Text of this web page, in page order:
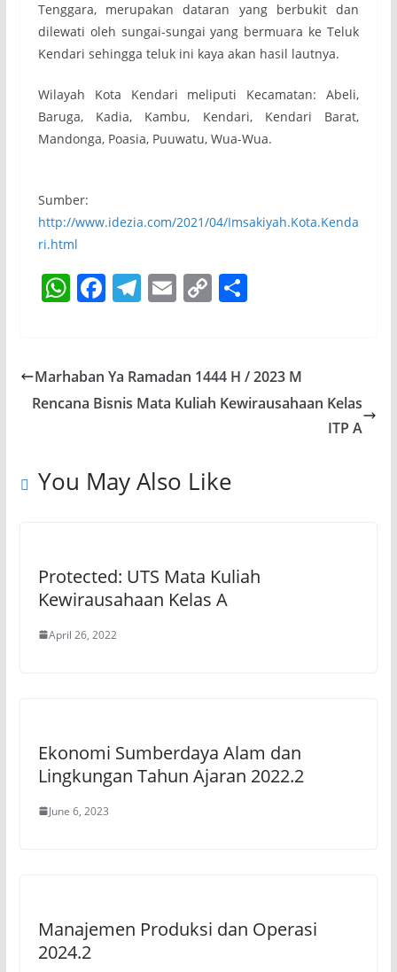
Tenggara, merupakan dataran yang berbukit dan
dilewati oleh sungai-sungai yang bermuara ke Teluk
Kendari sehingga teluk ini kaya akan hasil lautnya.
Wilayah Kota Kendari meliputi Kecamatan: Abeli,
Baruga, Kadia, Kambu, Kendari, Kendari Barat,
Mandonga, Poasia, Puuwatu, Wua-Wua.
Sumber:
http://www.idezia.com/2021/04/Imsakiyah.Kota.Kenda
ri.html
W
s
A
F
e
b
k
T
gr
a
E
l
C
y
Li
S
e
Marhaban Ya Ramadan 1444 H / 2023 M
Rencana Bisnis Mata Kuliah Kewirausahaan Kelas
ITP A
You May Also Like
Protected: UTS Mata Kuliah
Kewirausahaan Kelas A
April 26, 2022
Ekonomi Sumberdaya Alam dan
Lingkungan Tahun Ajaran 2022.2
June 6, 2023
Manajemen Produksi dan Operasi
2024.2